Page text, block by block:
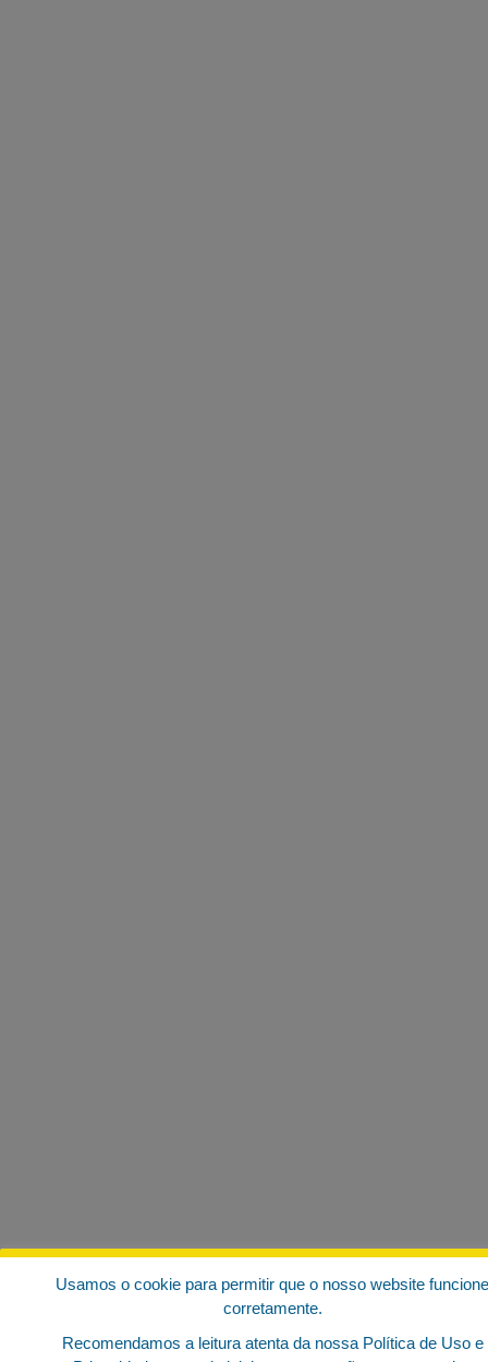
Usamos o cookie para permitir que o nosso website funcione
corretamente.
Recomendamos a leitura atenta da nossa Política de Uso e